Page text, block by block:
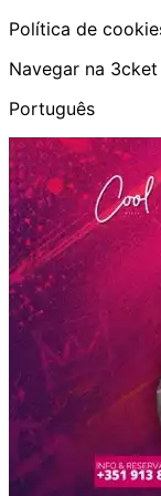
Política de
Navegar na
Português